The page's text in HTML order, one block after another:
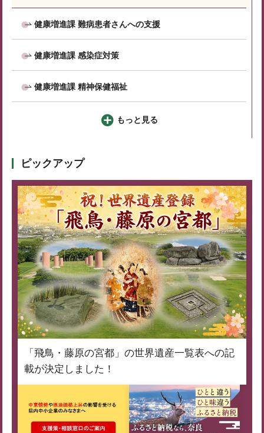
健康増進課 難病患者さんへの支援
健康増進課 感染症対策
健康増進課 精神保健福祉
もっと見る
ピックアップ
「飛鳥・藤原の宮都」の世界遺産一覧表への記
載が決定しました！